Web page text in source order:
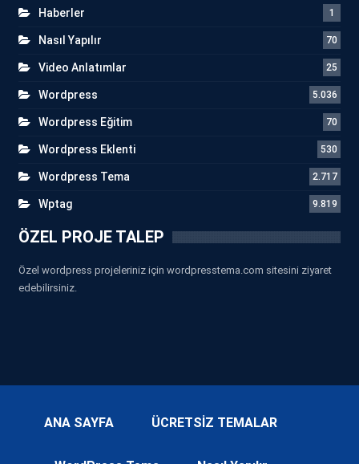
Haberler 1
Nasıl Yapılır 70
Video Anlatımlar 25
Wordpress 5.036
Wordpress Eğitim 70
Wordpress Eklenti 530
Wordpress Tema 2.717
Wptag 9.819
ÖZEL PROJE TALEP
Özel wordpress projeleriniz için wordpresstema.com sitesini ziyaret
edebilirsiniz.
ANA SAYFA ÜCRETSİZ TEMALAR